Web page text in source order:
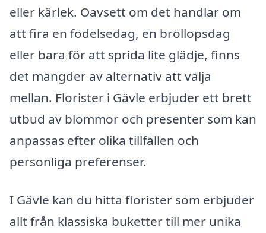
eller kärlek. Oavsett om det handlar om
att fira en födelsedag, en bröllopsdag
eller bara för att sprida lite glädje, finns
det mängder av alternativ att välja
mellan. Florister i Gävle erbjuder ett brett
utbud av blommor och presenter som kan
anpassas efter olika tillfällen och
personliga preferenser.
I Gävle kan du hitta florister som erbjuder
allt från klassiska buketter till mer unika